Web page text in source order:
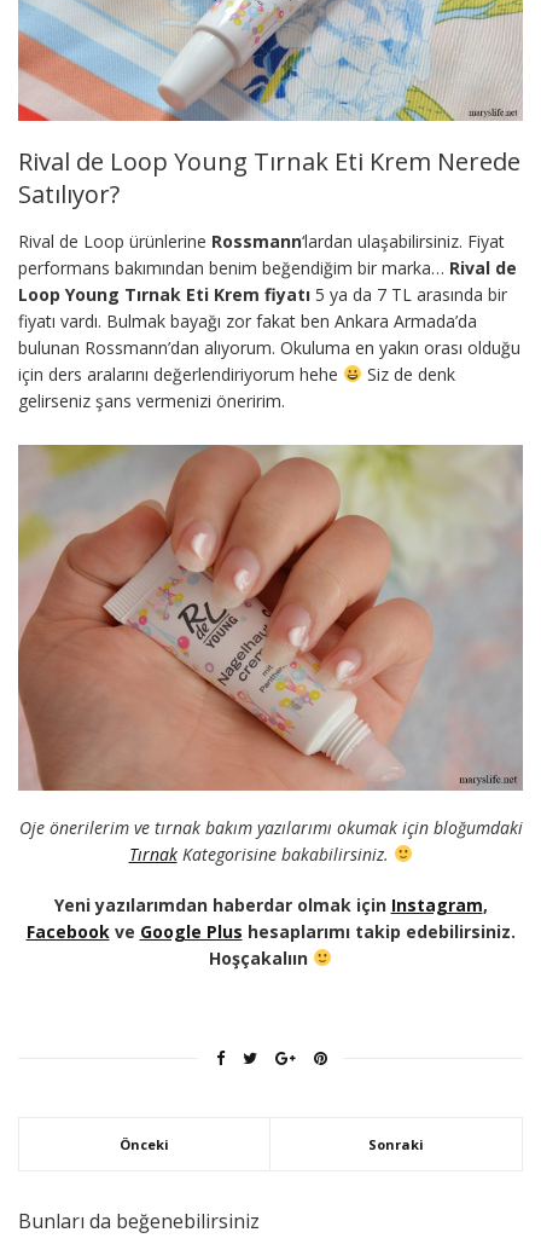
Rival de Loop Young Tırnak Eti Krem Nerede
Satılıyor?
Rival de Loop ürünlerine Rossmann‘lardan ulaşabilirsiniz. Fiyat
performans bakımından benim beğendiğim bir marka… Rival de
Loop Young Tırnak Eti Krem fiyatı 5 ya da 7 TL arasında bir
fiyatı vardı. Bulmak bayağı zor fakat ben Ankara Armada’da
bulunan Rossmann’dan alıyorum. Okuluma en yakın orası olduğu
için ders aralarını değerlendiriyorum hehe
Siz de denk
gelirseniz şans vermenizi öneririm.
Oje önerilerim ve tırnak bakım yazılarımı okumak için bloğumdaki
TırnakKategorisine bakabilirsiniz.
Yeni yazılarımdan haberdar olmak için Instagram,
Facebookve Google Plus hesaplarımı takip edebilirsiniz.
Hoşçakalıın
Önceki Sonraki
Bunları da beğenebilirsiniz